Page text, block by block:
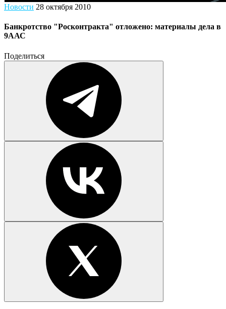
Новости 28 октября 2010
Банкротство "Росконтракта" отложено: материалы дела в
9ААС
Поделиться